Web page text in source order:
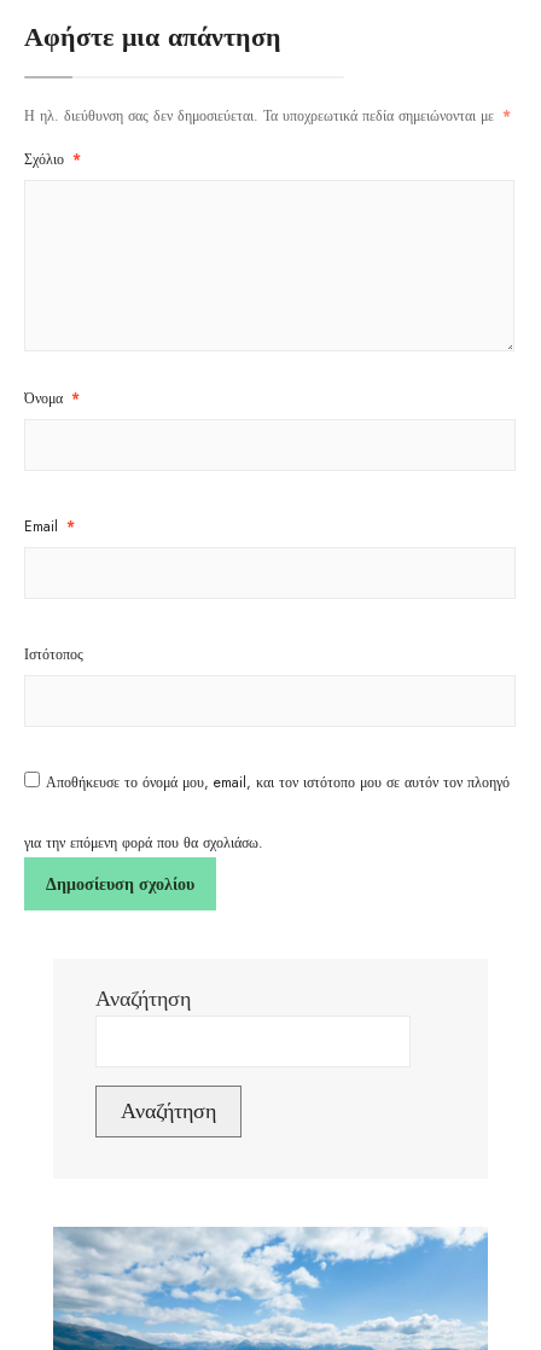
Αφήστε μια απάντηση
Η ηλ. διεύθυνση σας δεν δημοσιεύεται. Τα υποχρεωτικά πεδία σημειώνονται με *
Σχόλιο *
Όνομα *
Email *
Ιστότοπος
Αποθήκευσε το όνομά μου, email, και τον ιστότοπο μου σε αυτόν τον πλοηγό
για την επόμενη φορά που θα σχολιάσω.
Αναζήτηση
Αναζήτηση